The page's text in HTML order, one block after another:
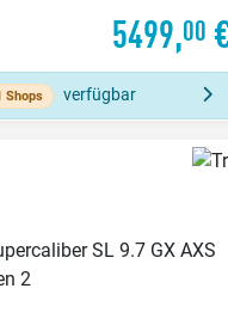
5499,00
Shops verfügbar